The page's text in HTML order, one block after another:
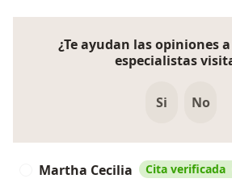
¿Te ayudan las opiniones
especialistas
Si No
Martha Cecilia Cita verificada